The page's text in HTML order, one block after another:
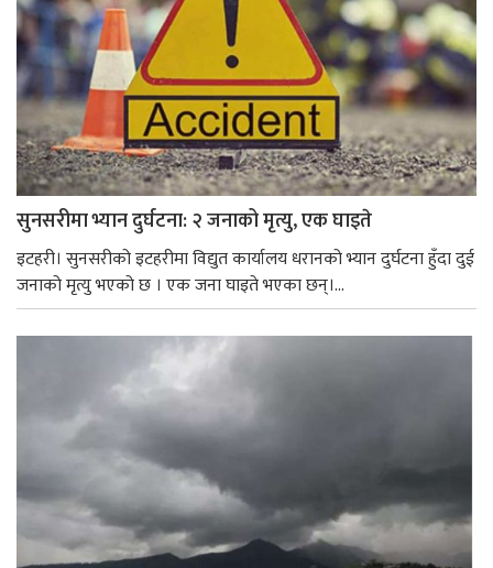
सुनसरीमा भ्यान दुर्घटना: २ जनाको मृत्यु, एक घाइते
इटहरी। सुनसरीको इटहरीमा विद्युत कार्यालय धरानको भ्यान दुर्घटना हुँदा दुई
जनाको मृत्यु भएको छ । एक जना घाइते भएका छन्।...